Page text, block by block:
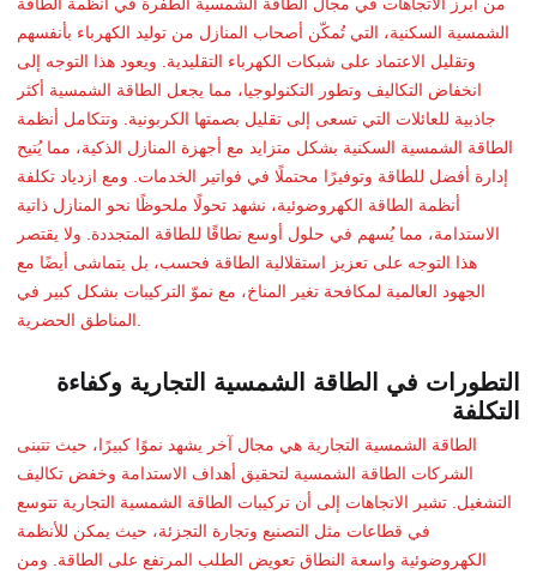
من أبرز الاتجاهات في مجال الطاقة الشمسية الطفرة في أنظمة الطاقة
الشمسية السكنية، التي تُمكّن أصحاب المنازل من توليد الكهرباء بأنفسهم
وتقليل الاعتماد على شبكات الكهرباء التقليدية. ويعود هذا التوجه إلى
انخفاض التكاليف وتطور التكنولوجيا، مما يجعل الطاقة الشمسية أكثر
جاذبية للعائلات التي تسعى إلى تقليل بصمتها الكربونية. وتتكامل أنظمة
الطاقة الشمسية السكنية بشكل متزايد مع أجهزة المنازل الذكية، مما يُتيح
إدارة أفضل للطاقة وتوفيرًا محتملًا في فواتير الخدمات. ومع ازدياد تكلفة
أنظمة الطاقة الكهروضوئية، نشهد تحولًا ملحوظًا نحو المنازل ذاتية
الاستدامة، مما يُسهم في حلول أوسع نطاقًا للطاقة المتجددة. ولا يقتصر
هذا التوجه على تعزيز استقلالية الطاقة فحسب، بل يتماشى أيضًا مع
الجهود العالمية لمكافحة تغير المناخ، مع نموّ التركيبات بشكل كبير في
المناطق الحضرية.
التطورات في الطاقة الشمسية التجارية وكفاءة
التكلفة
الطاقة الشمسية التجارية هي مجال آخر يشهد نموًا كبيرًا، حيث تتبنى
الشركات الطاقة الشمسية لتحقيق أهداف الاستدامة وخفض تكاليف
التشغيل. تشير الاتجاهات إلى أن تركيبات الطاقة الشمسية التجارية تتوسع
في قطاعات مثل التصنيع وتجارة التجزئة، حيث يمكن للأنظمة
الكهروضوئية واسعة النطاق تعويض الطلب المرتفع على الطاقة. ومن